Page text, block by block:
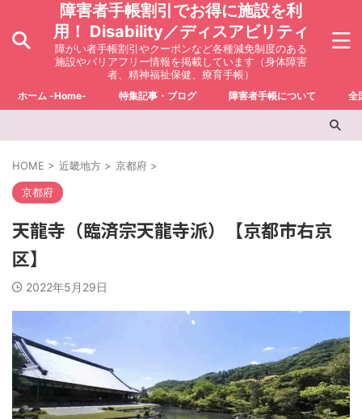
障害者手帳割引でお得に施設を利
用！ Disability／ディスアビリティ
障がい者手帳割引やクーポンなど各種減免制度のある
施設やバリアフリー情報を掲載しています（身体障害
者、精神福祉保健、療育手帳）
ホーム -Home- 特集記事・ブログ 障害者手帳について 全
HOME > 近畿地方 > 京都府 >
京都府
天龍寺（臨済宗天龍寺派）【京都市右京
区】
2022年5月29日